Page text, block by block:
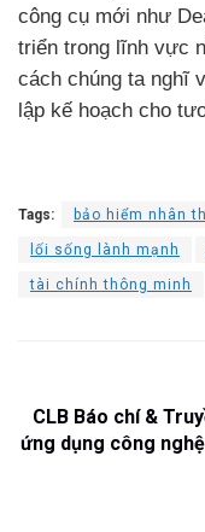
công cụ mới như
triển trong lĩnh vực
cách chúng ta nghĩ
lập kế hoạch cho
Tags: bảo hiểm nhân
lối sống lành mạnh
tài chính thông minh
CLB Báo chí &
ứng dụng công